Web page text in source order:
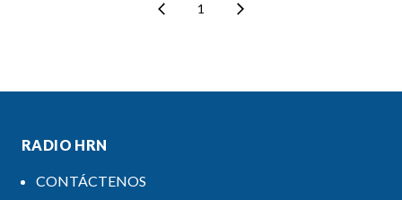
1
RADIO HRN
CONTÁCTENOS